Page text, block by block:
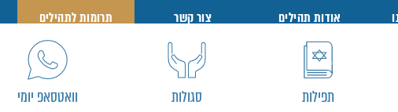
אודות תהילים צור קשר תרומות לתהילים
תפילות סגולות וואטסאפ יומי